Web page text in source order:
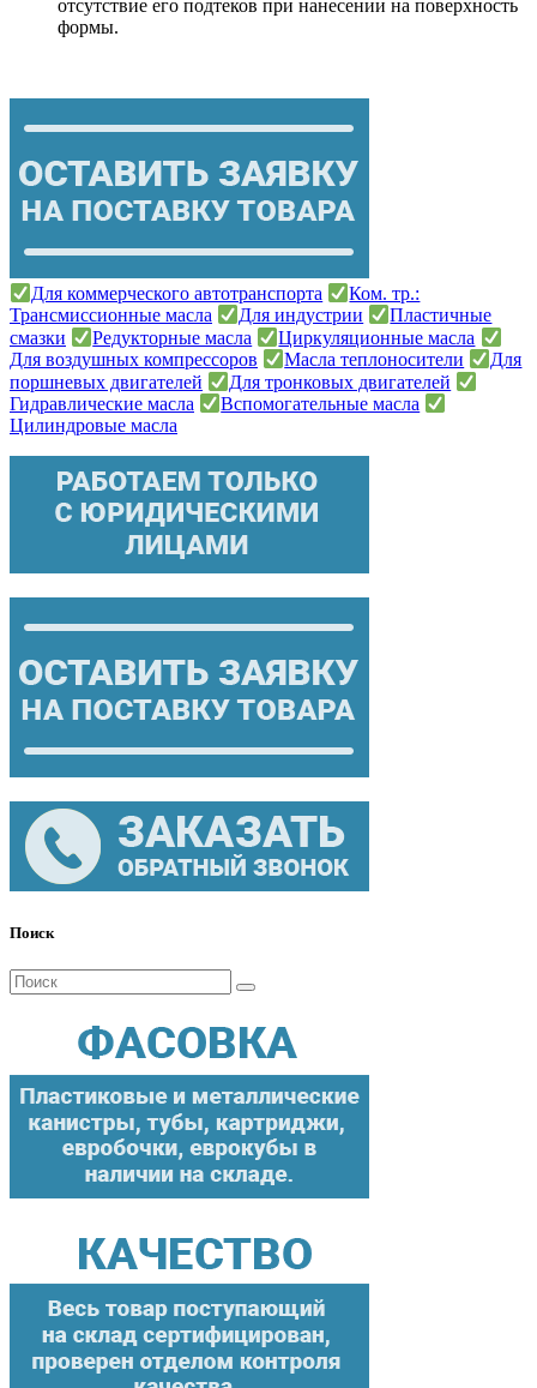
отсутствие его подтеков при нанесении на поверхность
формы.
Для коммерческого автотранспорта
Ком. тр.:
Трансмиссионные масла
Для индустрии
Пластичные
смазки
Редукторные масла
Циркуляционные масла
Для воздушных компрессоров
Масла теплоносители
Для
поршневых двигателей
Для тронковых двигателей
Гидравлические масла
Вспомогательные масла
Цилиндровые масла
Поиск
Поиск
для: